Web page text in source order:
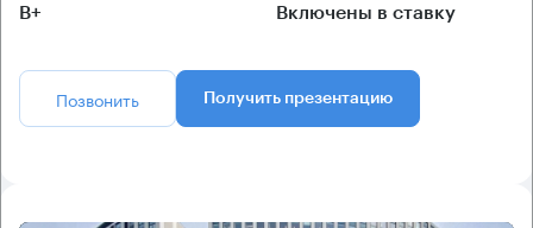
B+ Включены в ставку
Позвонить Получить презентацию